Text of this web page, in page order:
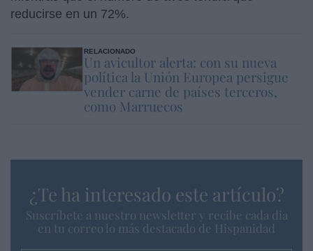
reducirse en un 72%.
RELACIONADO
Un avicultor alerta: con su nueva
política la Unión Europea persigue
vender carne de países terceros,
como Marruecos
¿Te ha interesado este artículo?
Suscríbete a nuestro newsletter y recibe cada dia
en tu correo lo más destacado de Hispanidad